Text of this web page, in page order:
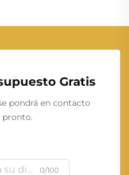
Gratis
pondrá en contacto
pronto.
0/100